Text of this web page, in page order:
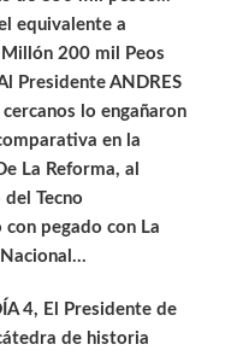
a
200 mil Peos
Presidente ANDRES
lo engañaron
en la
La Reforma, al
Tecno
pegado con La
El Presidente de
de historia